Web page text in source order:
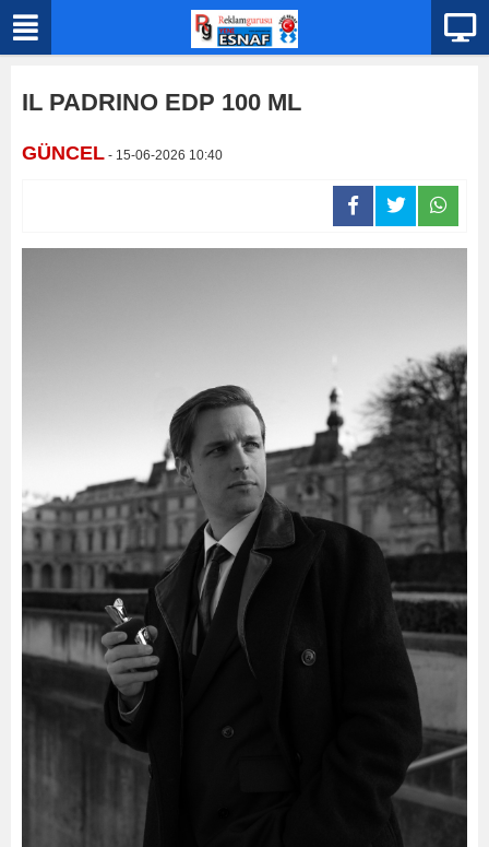
IL PADRINO EDP 100 ML
GÜNCEL - 15-06-2026 10:40